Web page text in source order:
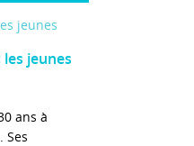
jeunes
ans à
Ses